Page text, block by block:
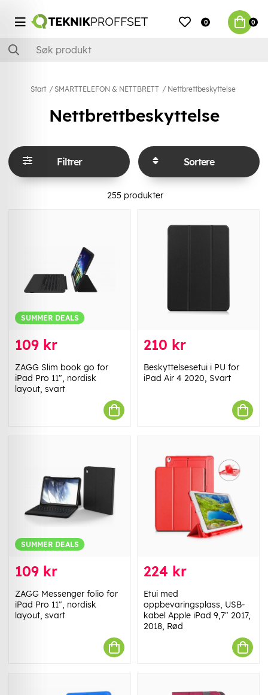
0 0
Start SMARTTELEFON & NETTBRETT Nettbrettbeskyttelse
Nettbrettbeskyttelse
Filtrer Sortere
255 produkter
SUMMER DEALS
109 kr
ZAGG Slim book go for
iPad Pro 11", nordisk
layout, svart
210 kr
Beskyttelsesetui i PU for
iPad Air 4 2020, Svart
SUMMER DEALS
109 kr
ZAGG Messenger folio for
iPad Pro 11", nordisk
layout, svart
224 kr
Etui med
oppbevaringsplass, USB-
kabel Apple iPad 9,7" 2017,
2018, Rød